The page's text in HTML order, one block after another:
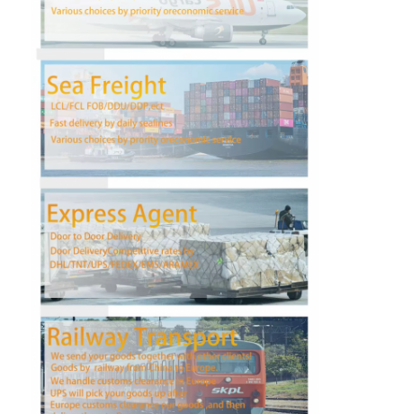
কারখানা ভ্রমণ
মান নিয়ন্ত্রণ
আমাদের সাথে যোগাযোগ করুন
এখন চ্যাট করুন
আন্তর্জাতিক মালবাহী ফরোয়ার্ড
এয়ার ফ্রেট ফরওয়ার্ড
সমুদ্রের মালবাহী
চীন থেকে ডিডিপি শিপিং